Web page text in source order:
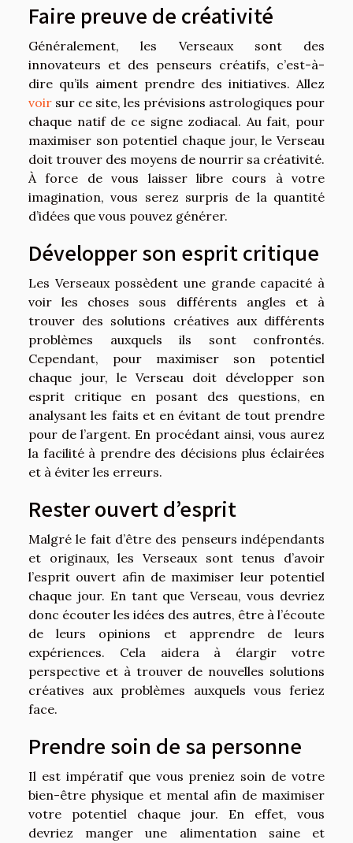
Faire preuve de créativité
Généralement, les Verseaux sont des
innovateurs et des penseurs créatifs, c’est-à-
dire qu’ils aiment prendre des initiatives. Allez
voir sur ce site, les prévisions astrologiques pour
chaque natif de ce signe zodiacal. Au fait, pour
maximiser son potentiel chaque jour, le Verseau
doit trouver des moyens de nourrir sa créativité.
À force de vous laisser libre cours à votre
imagination, vous serez surpris de la quantité
d’idées que vous pouvez générer.
Développer son esprit critique
Les Verseaux possèdent une grande capacité à
voir les choses sous différents angles et à
trouver des solutions créatives aux différents
problèmes auxquels ils sont confrontés.
Cependant, pour maximiser son potentiel
chaque jour, le Verseau doit développer son
esprit critique en posant des questions, en
analysant les faits et en évitant de tout prendre
pour de l’argent. En procédant ainsi, vous aurez
la facilité à prendre des décisions plus éclairées
et à éviter les erreurs.
Rester ouvert d’esprit
Malgré le fait d’être des penseurs indépendants
et originaux, les Verseaux sont tenus d’avoir
l’esprit ouvert afin de maximiser leur potentiel
chaque jour. En tant que Verseau, vous devriez
donc écouter les idées des autres, être à l’écoute
de leurs opinions et apprendre de leurs
expériences. Cela aidera à élargir votre
perspective et à trouver de nouvelles solutions
créatives aux problèmes auxquels vous feriez
face.
Prendre soin de sa personne
Il est impératif que vous preniez soin de votre
bien-être physique et mental afin de maximiser
votre potentiel chaque jour. En effet, vous
devriez manger une alimentation saine et